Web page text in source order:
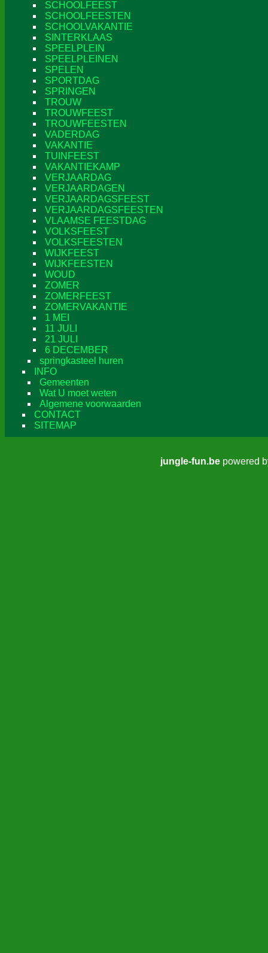
SCHOOLFEEST
SCHOOLFEESTEN
SCHOOLVAKANTIE
SINTERKLAAS
SPEELPLEIN
SPEELPLEINEN
SPELEN
SPORTDAG
SPRINGEN
TROUW
TROUWFEEST
TROUWFEESTEN
VADERDAG
VAKANTIE
TUINFEEST
VAKANTIEKAMP
VERJAARDAG
VERJAARDAGEN
VERJAARDAGSFEEST
VERJAARDAGSFEESTEN
VLAAMSE FEESTDAG
VOLKSFEEST
VOLKSFEESTEN
WIJKFEEST
WIJKFEESTEN
WOUD
ZOMER
ZOMERFEEST
ZOMERVAKANTIE
1 MEI
11 JULI
21 JULI
6 DECEMBER
springkasteel huren
INFO
Gemeenten
Wat U moet weten
Algemene voorwaarden
CONTACT
SITEMAP
jungle-fun.bepowered